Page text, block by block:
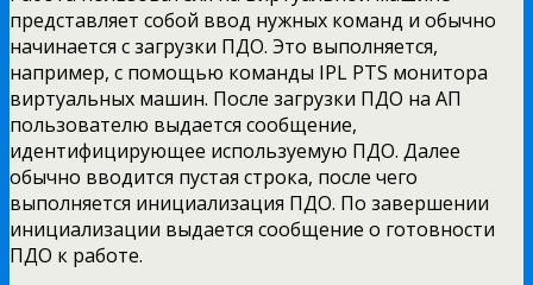
представляет собой ввод нужных команд и обычно
начинается с загрузки ПДО. Это выполняется,
например, с помощью команды IPL PTS монитора
виртуальных машин. После загрузки ПДО на АП
пользователю выдается сообщение,
идентифицирующее используемую ПДО. Далее
обычно вводится пустая строка, после чего
выполняется инициализация ПДО. По завершении
инициализации выдается сообщение о готовности
ПДО к работе.